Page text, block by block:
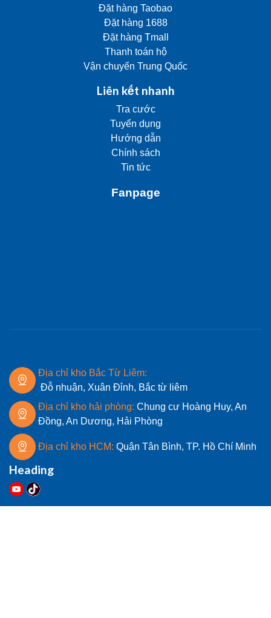
Đặt hàng Taobao
Đặt hàng 1688
Đặt hàng Tmall
Thanh toán hộ
Vận chuyển Trung Quốc
Liên kết nhanh
Tra cước
Tuyển dụng
Hướng dẫn
Chính sách
Tin tức
Fanpage
Địa chỉ kho Bắc Từ Liêm:
Đỗ nhuận, Xuân Đỉnh, Bắc từ liêm
Địa chỉ kho hải phòng: Chung cư Hoàng Huy, An
Đồng, An Dương, Hải Phòng
Địa chỉ kho HCM: Quận Tân Bình, TP. Hồ Chí Minh
Heading